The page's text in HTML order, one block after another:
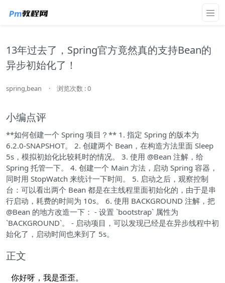
13年过去了，Spring官方竟然真的支持Bean的
异步初始化了！
spring,bean · 浏览次数 : 0
小编点评
**如何创建一个 Spring 项目？** 1. 指定 Spring 的版本为
6.2.0-SNAPSHOT。 2. 创建两个 Bean，在构造方法里面 Sleep
5s，模拟初始化比较耗时的情况。 3. 使用 @Bean 注解，给
Spring 托管一下。 4. 创建一个 Main 方法，启动 Spring 容器，
同时用 StopWatch 来统计一下时间。 5. 启动之后，观察控制
台：可以看出两个 Bean 都是在主线程里面初始化的，由于是串
行启动，耗费的时间为 10s。 6. 使用 BACKGROUND 注解，把
@Bean 的地方改造一下： - 设置 `bootstrap` 属性为
`BACKGROUND`。 - 启动项目，可以发现已经是在异步线程中初
始化了，启动时间也来到了 5s。
正文
你好呀，我是歪歪。